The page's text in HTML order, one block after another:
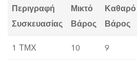
Περιγραφή
Συσκευασίας
Μικτό
Βάρος
Καθαρό
Βάρος
1 ΤΜΧ 10 9